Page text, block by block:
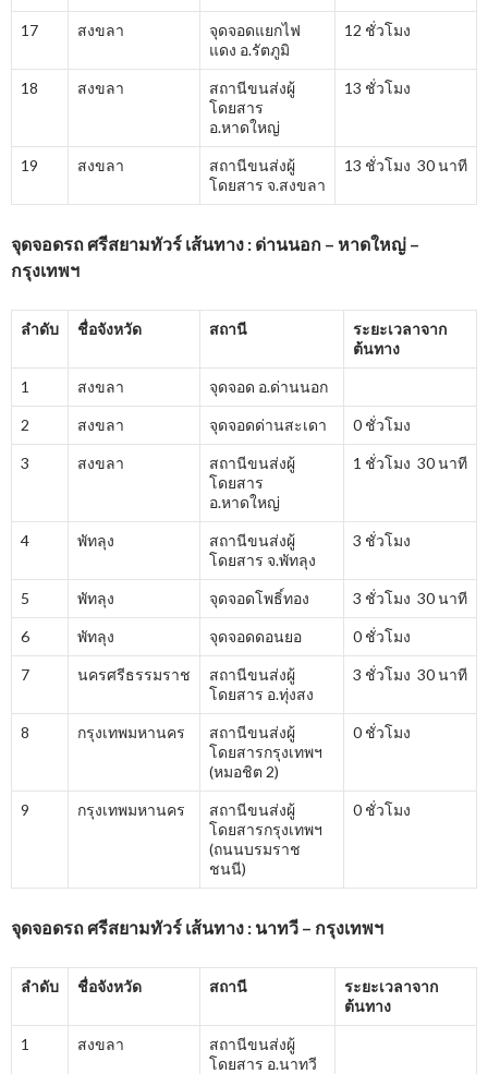
17 สงขลา
จุดจอดแยกไฟ
แดง อ.รัตภูมิ
12 ชั่วโมง
18 สงขลา
สถานีขนส่งผู้
โดยสาร
อ.หาดใหญ่
13 ชั่วโมง
19 สงขลา
สถานีขนส่งผู้
โดยสาร จ.สงขลา
13 ชั่วโมง 30 นาที
จุดจอดรถ ศรีสยามทัวร์ เส้นทาง : ด่านนอก – หาดใหญ่ –
กรุงเทพฯ
ลำดับ ชื่อจังหวัด สถานี
ระยะเวลาจาก
ต้นทาง
1 สงขลา จุดจอด อ.ด่านนอก
2 สงขลา จุดจอดด่านสะเดา 0 ชั่วโมง
3 สงขลา
สถานีขนส่งผู้
โดยสาร
อ.หาดใหญ่
1 ชั่วโมง 30 นาที
4 พัทลุง
สถานีขนส่งผู้
โดยสาร จ.พัทลุง
3 ชั่วโมง
5 พัทลุง จุดจอดโพธิ์ทอง 3 ชั่วโมง 30 นาที
6 พัทลุง จุดจอดดอนยอ 0 ชั่วโมง
7 นครศรีธรรมราช
สถานีขนส่งผู้
โดยสาร อ.ทุ่งสง
3 ชั่วโมง 30 นาที
8 กรุงเทพมหานคร
สถานีขนส่งผู้
โดยสารกรุงเทพฯ
(หมอชิต 2)
0 ชั่วโมง
9 กรุงเทพมหานคร
สถานีขนส่งผู้
โดยสารกรุงเทพฯ
(ถนนบรมราช
ชนนี)
0 ชั่วโมง
จุดจอดรถ ศรีสยามทัวร์ เส้นทาง : นาทวี – กรุงเทพฯ
ลำดับ ชื่อจังหวัด สถานี
ระยะเวลาจาก
ต้นทาง
1 สงขลา
สถานีขนส่งผู้
โดยสาร อ.นาทวี